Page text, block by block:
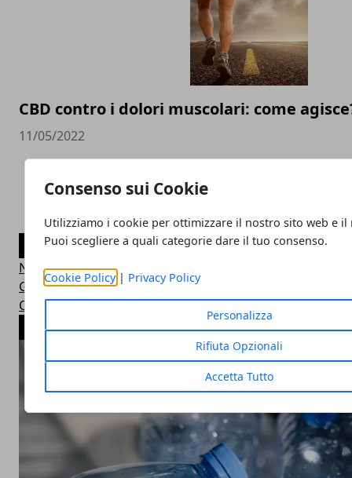
Consenso sui Cookie
Utilizziamo i cookie per ottimizzare il nostro sito web e il
Puoi scegliere a quali categorie dare il tuo consenso.
Cookie Policy| Privacy Policy
Personalizza
Rifiuta Opzionali
Accetta Tutto
CBD contro i dolori muscolari: come
11/05/2022
CATEGORIE
Notizie
Guide
Curiosità
ARTICOLI POPOLARI